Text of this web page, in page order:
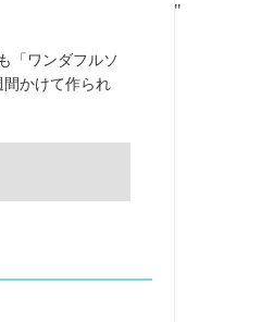
「ワンダフルソ
間かけて作られ
"